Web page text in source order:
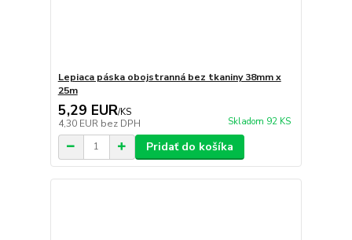
Lepiaca páska obojstranná bez tkaniny 38mm x
25m
5,29 EUR/KS
4,30 EUR bez DPH Skladom 92 KS
Pridať do košíka